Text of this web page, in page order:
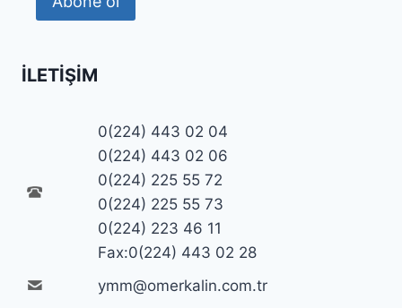
İLETIŞIM
0(224) 443 02 04
0(224) 443 02 06
0(224) 225 55 72
0(224) 225 55 73
0(224) 223 46 11
Fax:0(224) 443 02 28
ymm@omerkalin.com.tr